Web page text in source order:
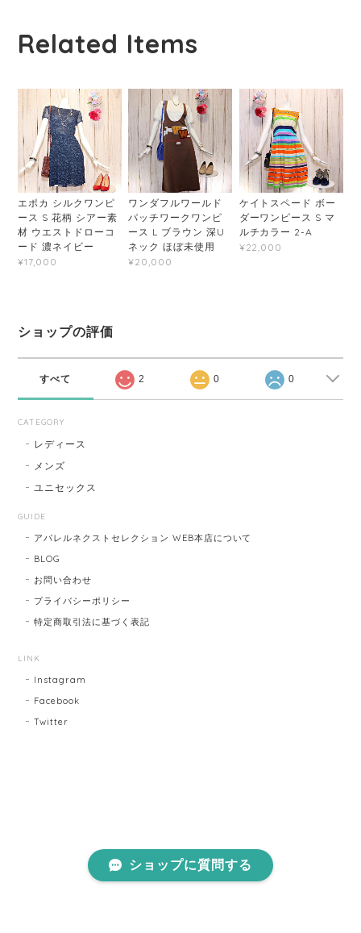
Related Items
エポカ シルクワンピ
ース S 花柄 シアー素
材 ウエストドローコ
ード 濃ネイビー
¥17,000
ワンダフルワールド
パッチワークワンピ
ース L ブラウン 深U
ネック ほぼ未使用
¥20,000
ケイトスペード ボー
ダーワンピース S マ
ルチカラー 2-A
¥22,000
ショップの評価
すべて 2 0 0
CATEGORY
レディース
メンズ
ユニセックス
GUIDE
アパレルネクストセレクション WEB本店について
BLOG
お問い合わせ
プライバシーポリシー
特定商取引法に基づく表記
LINK
Instagram
Facebook
Twitter
ショップに質問する